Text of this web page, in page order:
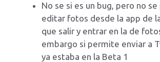
No se si es un bug, pero no
editar fotos desde la app de
que salir y entrar en la de
embargo si permite enviar a
ya estaba en la Beta 1